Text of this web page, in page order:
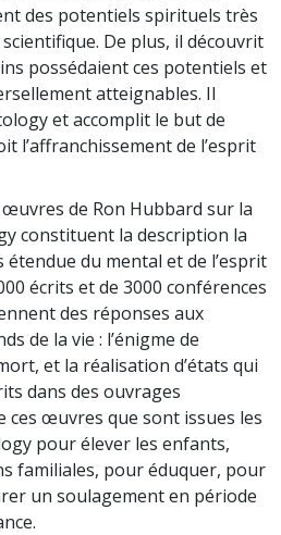
des potentiels spirituels très
De plus, il découvrit
possédaient ces potentiels et
atteignables. Il
et accomplit le but de
l’affranchissement de l’esprit
de Ron Hubbard sur la
constituent la description la
du mental et de l’esprit
écrits et de 3000 conférences
des réponses aux
de la vie : l’énigme de
et la réalisation d’états qui
dans des ouvrages
ces œuvres que sont issues les
pour élever les enfants,
familiales, pour éduquer, pour
un soulagement en période